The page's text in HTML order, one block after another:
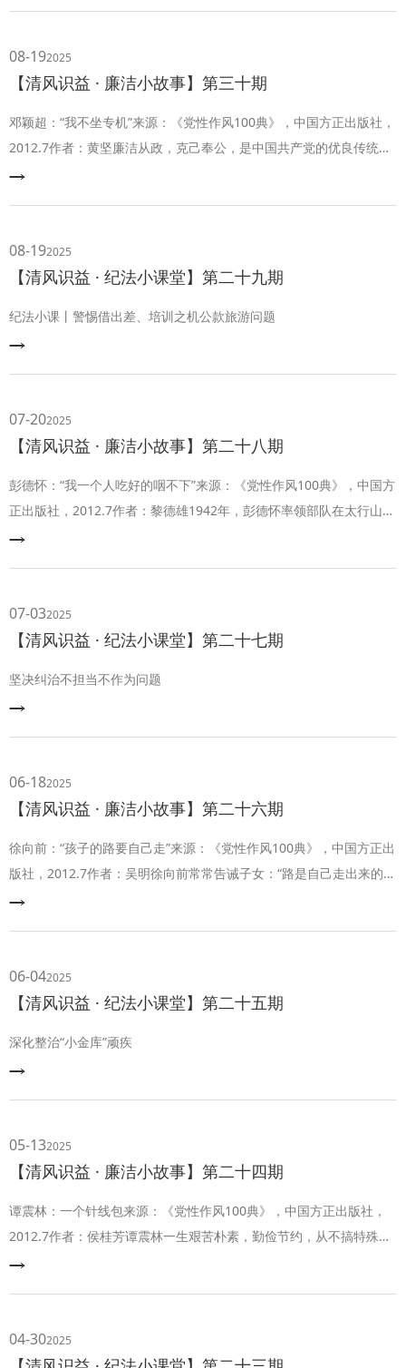
08-192025
【清风识益 · 廉洁小故事】第三十期
邓颖超：“我不坐专机”来源：《党性作风100典》，中国方正出版社，
2012.7作者：黄坚廉洁从政，克己奉公，是中国共产党的优良传统和
作风，也是党员领导干部时时处处表现于点点滴滴的平凡生活之中的
6月，时任全国人民代表大会常务委员会副委员长的邓颖超同志，率领
中华人民共和国全国人
08-192025
【清风识益 · 纪法小课堂】第二十九期
纪法小课丨警惕借出差、培训之机公款旅游问题
07-202025
【清风识益 · 廉洁小故事】第二十八期
彭德怀：“我一个人吃好的咽不下”来源：《党性作风100典》，中国方
正出版社，2012.7作者：黎德雄1942年，彭德怀率领部队在太行山
反“扫荡”。那时，部队的生活条件相当艰苦。有一次，彭德怀带着十
腐，便急了。他说：“为什么我要和别人两样，我是军阀，还是国民
党？！”说着便离开了桌
07-032025
【清风识益 · 纪法小课堂】第二十七期
坚决纠治不担当不作为问题
06-182025
【清风识益 · 廉洁小故事】第二十六期
徐向前：“孩子的路要自己走”来源：《党性作风100典》，中国方正出
版社，2012.7作者：吴明徐向前常常告诫子女：“路是自己走出来的！
不要因为有位当元帅的爸爸，当司长的妈妈，就靠爸爸妈妈去铺
拉机，他叫秘书回信说：这是国家统配的物资，不能去走后门。他有
个侄儿在黑龙江工作，要求
06-042025
【清风识益 · 纪法小课堂】第二十五期
深化整治“小金库”顽疾
05-132025
【清风识益 · 廉洁小故事】第二十四期
谭震林：一个针线包来源：《党性作风100典》，中国方正出版社，
2012.7作者：侯桂芳谭震林一生艰苦朴素，勤俭节约，从不搞特殊
化。在战争年代，部队每到一个地方，分配给他较大或较好的房子，
锅饭，啃窝窝头。警卫员给他打来小灶饭菜，他非但坚决不肯吃，反
而为此还饿了好几顿。他对身边
04-302025